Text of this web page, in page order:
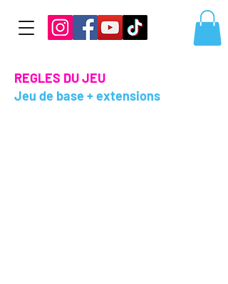
REGLES DU JEU
Jeu de base + extensions